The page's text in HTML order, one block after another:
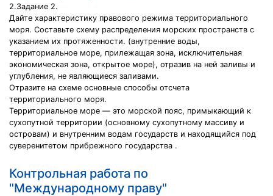
2.Задание 2.
Дайте характеристику правового режима территориального
моря. Составьте схему распределения морских пространств с
указанием их протяженности. (внутренние воды,
территориальное море, прилежащая зона, исключительная
экономическая зона, открытое море), отразив на ней заливы и
углубления, не являющиеся заливами.
Отразите на схеме основные способы отсчета
территориального моря.
Территориальное море — это морской пояс, примыкающий к
сухопутной территории (основному сухопутному массиву и
островам) и внутренним водам государств и находящийся под
суверенитетом прибрежного государства .
Контрольная работа по
"Международному праву"